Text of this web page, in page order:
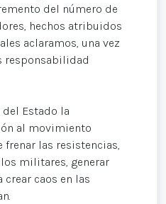
del número de
hechos atribuidos
aclaramos, una vez
responsabilidad
Estado la
al movimiento
las resistencias,
militares, generar
caos en las